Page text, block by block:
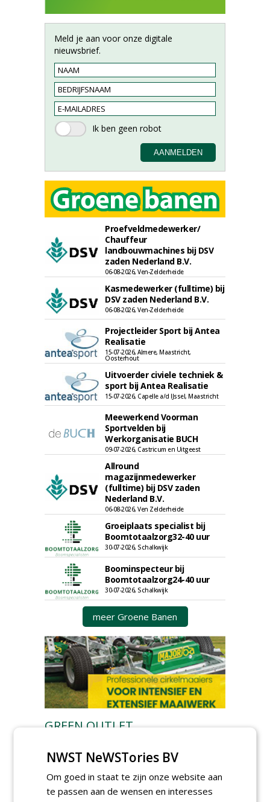
Meld je aan voor onze digitale
nieuwsbrief.
Proefveldmedewerker/
Chauffeur
landbouwmachines bij DSV
zaden Nederland B.V.
06-08-2026, Ven-Zelderheide
Kasmedewerker (fulltime) bij
DSV zaden Nederland B.V.
06-08-2026, Ven-Zelderheide
Projectleider Sport bij Antea
Realisatie
15-07-2026, Almere, Maastricht,
Oosterhout
Uitvoerder civiele techniek &
sport bij Antea Realisatie
15-07-2026, Capelle a/d IJssel, Maastricht
Meewerkend Voorman
Sportvelden bij
Werkorganisatie BUCH
09-07-2026, Castricum en Uitgeest
Allround
magazijnmedewerker
(fulltime) bij DSV zaden
Nederland B.V.
06-08-2026, Ven Zelderheide
Groeiplaats specialist bij
Boomtotaalzorg32-40 uur
30-07-2026, Schalkwijk
Boominspecteur bij
Boomtotaalzorg24-40 uur
30-07-2026, Schalkwijk
meer Groene Banen
GREEN OUTLET
plaatsen via zijn eigen account.
Plaats een gratis advertentie
NWST NeWSTories BV
Om goed in staat te zijn onze website aan
te passen aan de wensen en interesses